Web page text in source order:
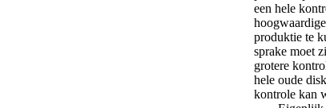
een hele
produktie te
sprake moet
grotere
hele oude
kontrole kan